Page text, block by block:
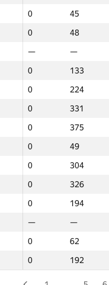
0
45
0
48
—
—
0
133
0
224
0
331
0
375
0
49
0
304
0
326
0
194
—
—
0
62
0 192
0
45
0
48
—
—
0
133
0
224
0
331
0
375
0
49
0
304
0
326
0
194
—
—
0
62
0 192